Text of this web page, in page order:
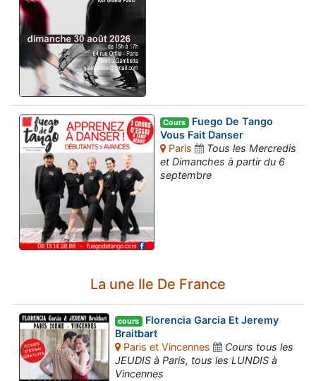
Cours Fuego De Tango
Vous Fait Danser
Paris
Tous les Mercredis
et Dimanches à partir du 6
septembre
La une Ile De France
cours Florencia Garcia Et Jeremy
Braitbart
Paris et Vincennes
Cours tous les
JEUDIS à Paris, tous les LUNDIS à
Vincennes